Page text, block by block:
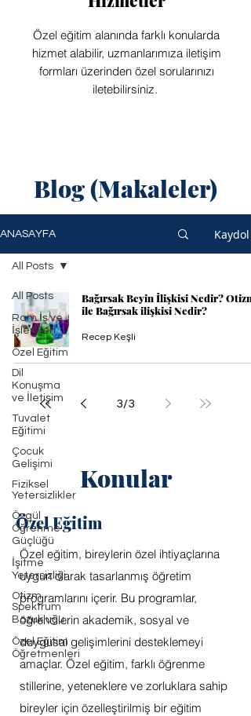
Özel eğitim alanında farklı konularda
hizmet alabilir, uzmanlarımıza iletişim
formları üzerinden özel sorularınızı
iletebilirsiniz.
Blog (Makaleler)
ANASAYFA Kaydol
All Posts
Ram İş ve
İşlemleri
Özel Eğitim
Dil
Konuşma
ve İletişim
Tuvalet
Eğitimi
Çocuk
Gelişimi
Fiziksel
Yetersizlikler
Özgül
Öğrenme
Güçlüğü
İşitme
Yetersizliği
Otizm
Spektrum
Bozukluğu
Özel Eğitim
Öğretmenleri
All Posts
Bağırsak Beyin İlişkisi Nedir? Otizm
ile Bağırsak ilişkisi Nedir?
Recep Keşli
3/3
Konular
Özel Eğitim
Özel eğitim, bireylerin özel ihtiyaçlarına
uygun olarak tasarlanmış öğretim
programlarını içerir. Bu programlar,
öğrencilerin akademik, sosyal ve
duygusal gelişimlerini desteklemeyi
amaçlar. Özel eğitim, farklı öğrenme
stillerine, yeteneklere ve zorluklara sahip
bireyler için özelleştirilmiş bir eğitim